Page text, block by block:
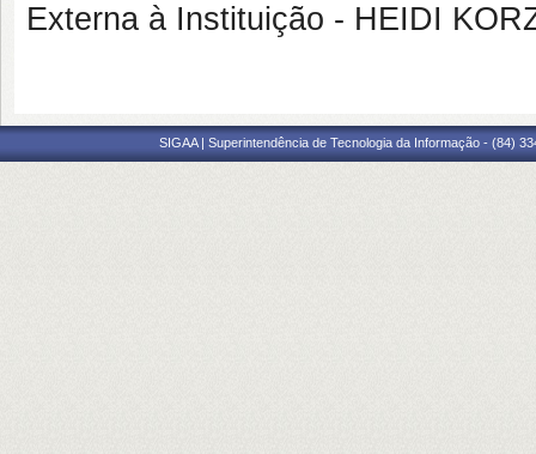
Externa à Instituição - HEIDI
SIGAA | Superintendência de Tecnologia da Informação - (84)